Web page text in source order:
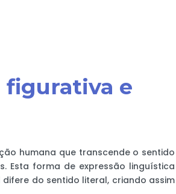
figurativa e
humana que transcende o sentido
Esta forma de expressão linguística
do sentido literal, criando assim